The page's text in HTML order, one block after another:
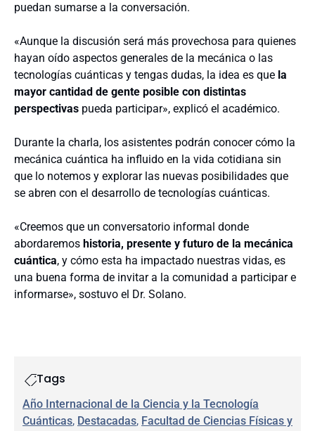
puedan sumarse a la conversación.
«Aunque la discusión será más provechosa para quienes
hayan oído aspectos generales de la mecánica o las
tecnologías cuánticas y tengas dudas, la idea es que la
mayor cantidad de gente posible con distintas
perspectivas pueda participar», explicó el académico.
Durante la charla, los asistentes podrán conocer cómo la
mecánica cuántica ha influido en la vida cotidiana sin
que lo notemos y explorar las nuevas posibilidades que
se abren con el desarrollo de tecnologías cuánticas.
«Creemos que un conversatorio informal donde
abordaremos historia, presente y futuro de la mecánica
cuántica, y cómo esta ha impactado nuestras vidas, es
una buena forma de invitar a la comunidad a participar e
informarse», sostuvo el Dr. Solano.
Tags
Año Internacional de la Ciencia y la Tecnología
Cuánticas, Destacadas, Facultad de Ciencias Físicas y